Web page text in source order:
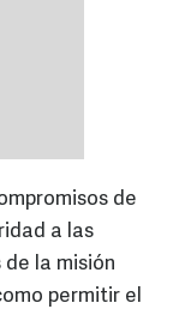
de
a las
la misión
permitir el